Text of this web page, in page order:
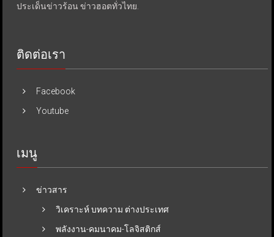
ประเด็นข่าวร้อน ข่าวฮอตทั่วไทย.
ติดต่อเรา
Facebook
Youtube
เมนู
ข่าวสาร
วิเคราะห์ บทความ ต่างประเทศ
พลังงาน-คมนาคม-โลจิสติกส์